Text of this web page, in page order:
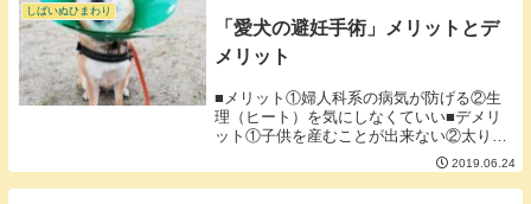
しばいぬひまわり
「愛犬の避妊手術」メリットとデ
メリット
■メリット①婦人科系の病気が防げる②生
理（ヒート）を気にしなくていい■デメリ
ット①子供を産むことが出来ない②太りや
すくなる③手術・入院しなくてはいけない
一見デメリットのほうが多そうですが私た
ちは避妊手術をひまわりにしてもらうこと
2019.06.24